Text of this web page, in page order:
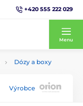
+420 555 222 029
Menu
Dózy a boxy
Výrobce